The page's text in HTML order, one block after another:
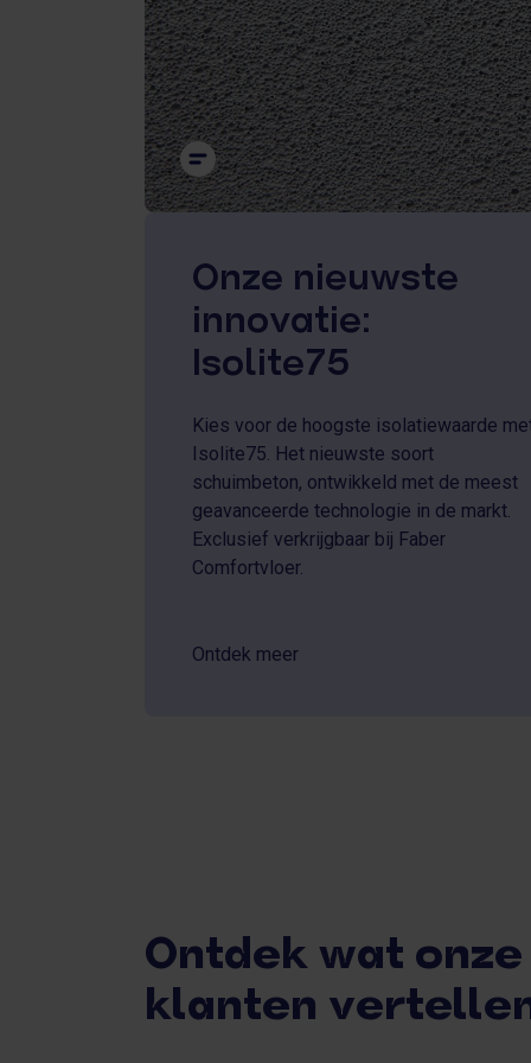
Onze nieuwste
innovatie:
Isolite75
Kies voor de hoogste isolatiewaarde
Isolite75. Het nieuwste soort
schuimbeton, ontwikkeld met de meest
geavanceerde technologie in de markt.
Exclusief verkrijgbaar bij Faber
Comfortvloer.
Ontdek meer
Ontdek wat onze
klanten